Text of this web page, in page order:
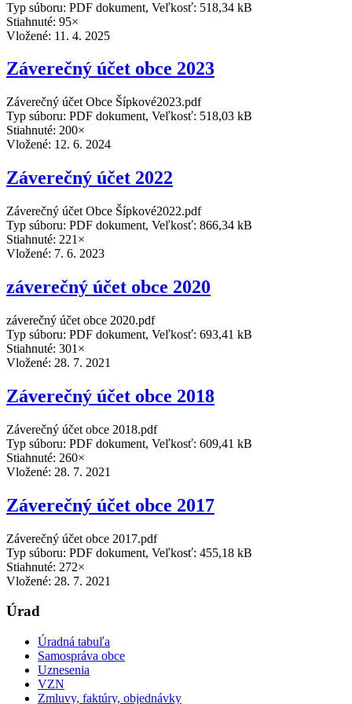
Typ súboru: PDF dokument, Veľkosť: 518,34 kB
Stiahnuté: 95×
Vložené: 11. 4. 2025
Záverečný účet obce 2023
Záverečný účet Obce Šípkové2023.pdf
Typ súboru: PDF dokument, Veľkosť: 518,03 kB
Stiahnuté: 200×
Vložené: 12. 6. 2024
Záverečný účet 2022
Záverečný účet Obce Šípkové2022.pdf
Typ súboru: PDF dokument, Veľkosť: 866,34 kB
Stiahnuté: 221×
Vložené: 7. 6. 2023
záverečný účet obce 2020
záverečný účet obce 2020.pdf
Typ súboru: PDF dokument, Veľkosť: 693,41 kB
Stiahnuté: 301×
Vložené: 28. 7. 2021
Záverečný účet obce 2018
Záverečný účet obce 2018.pdf
Typ súboru: PDF dokument, Veľkosť: 609,41 kB
Stiahnuté: 260×
Vložené: 28. 7. 2021
Záverečný účet obce 2017
Záverečný účet obce 2017.pdf
Typ súboru: PDF dokument, Veľkosť: 455,18 kB
Stiahnuté: 272×
Vložené: 28. 7. 2021
Úrad
Úradná tabuľa
Samospráva obce
Uznesenia
VZN
Zmluvy, faktúry, objednávky